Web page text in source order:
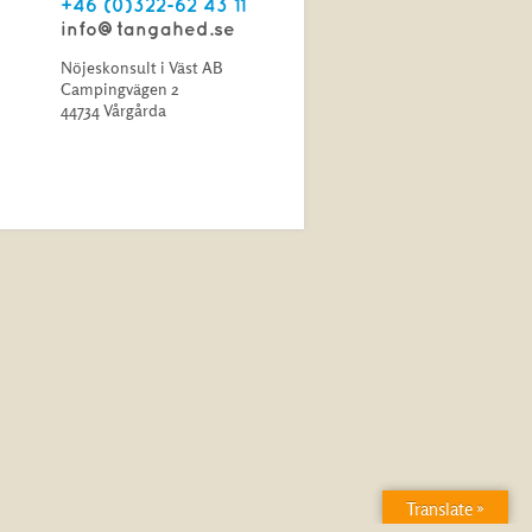
+46 (0)322-62 43 11
info@tangahed.se
Nöjeskonsult i Väst AB
Campingvägen 2
44734 Vårgårda
Translate »